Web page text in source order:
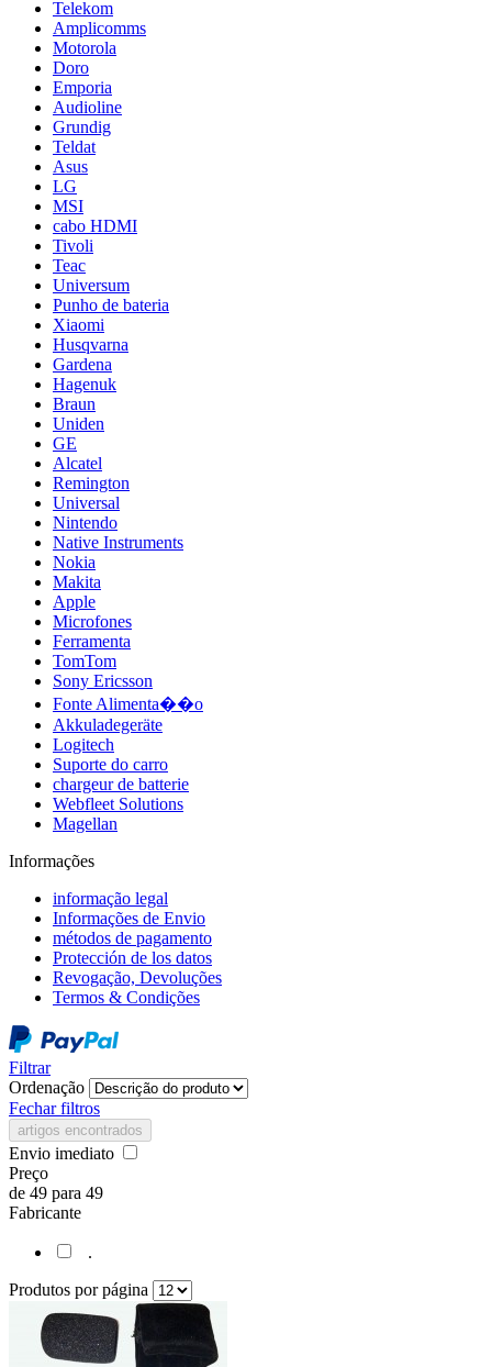
Telekom
Amplicomms
Motorola
Doro
Emporia
Audioline
Grundig
Teldat
Asus
LG
MSI
cabo HDMI
Tivoli
Teac
Universum
Punho de bateria
Xiaomi
Husqvarna
Gardena
Hagenuk
Braun
Uniden
GE
Alcatel
Remington
Universal
Nintendo
Native Instruments
Nokia
Makita
Apple
Microfones
Ferramenta
TomTom
Sony Ericsson
Fonte Alimenta��o
Akkuladegeräte
Logitech
Suporte do carro
chargeur de batterie
Webfleet Solutions
Magellan
Informações
informação legal
Informações de Envio
métodos de pagamento
Protección de los datos
Revogação, Devoluções
Termos & Condições
Filtrar
Ordenação
Fechar filtros
artigos encontrados
Envio imediato
Preço
de 49 para 49
Fabricante
.
Produtos por página